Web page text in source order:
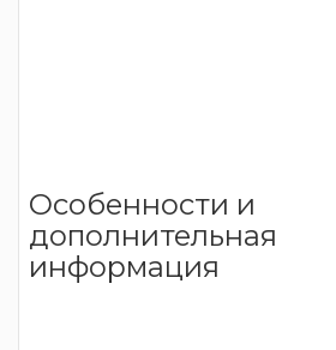
Особенности и
дополнительная
информация